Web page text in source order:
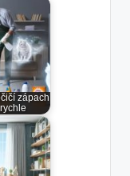
zápach